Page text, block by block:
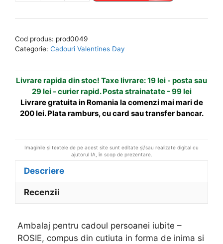
pentru
persoanei
-
ROSIE
e
n
t
i
Cod produs: prod0049
Categorie: Cadouri Valentines Day
Livrare rapida din stoc! Taxe livrare: 19 lei - posta sau
29 lei - curier rapid. Posta strainatate - 99 lei
Livrare gratuita in Romania la comenzi mai mari de
200 lei. Plata ramburs, cu card sau transfer bancar.
Imaginile și textele de pe acest site sunt editate și/sau realizate digital cu
ajutorul IA, în scop de prezentare.
Descriere
Recenzii
Ambalaj pentru cadoul persoanei iubite –
ROSIE, compus din cutiuta in forma de inima si